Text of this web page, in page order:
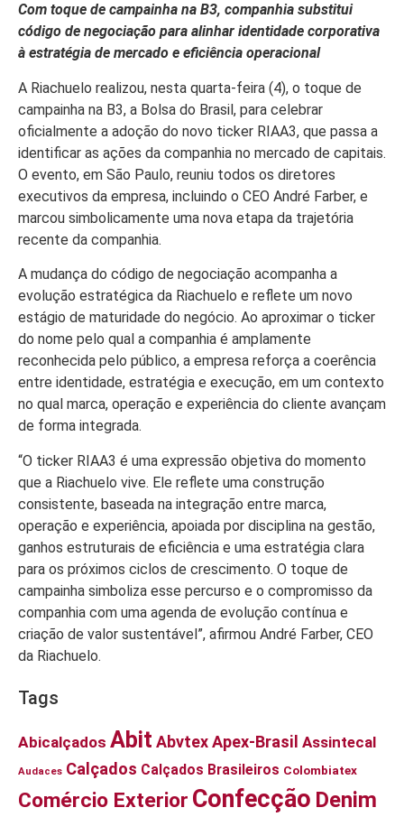
Com toque de campainha na B3, companhia substitui
código de negociação para alinhar identidade corporativa
à estratégia de mercado e eficiência operacional
A Riachuelo realizou, nesta quarta-feira (4), o toque de
campainha na B3, a Bolsa do Brasil, para celebrar
oficialmente a adoção do novo ticker RIAA3, que passa a
identificar as ações da companhia no mercado de capitais.
O evento, em São Paulo, reuniu todos os diretores
executivos da empresa, incluindo o CEO André Farber, e
marcou simbolicamente uma nova etapa da trajetória
recente da companhia.
A mudança do código de negociação acompanha a
evolução estratégica da Riachuelo e reflete um novo
estágio de maturidade do negócio. Ao aproximar o ticker
do nome pelo qual a companhia é amplamente
reconhecida pelo público, a empresa reforça a coerência
entre identidade, estratégia e execução, em um contexto
no qual marca, operação e experiência do cliente avançam
de forma integrada.
“O ticker RIAA3 é uma expressão objetiva do momento
que a Riachuelo vive. Ele reflete uma construção
consistente, baseada na integração entre marca,
operação e experiência, apoiada por disciplina na gestão,
ganhos estruturais de eficiência e uma estratégia clara
para os próximos ciclos de crescimento. O toque de
campainha simboliza esse percurso e o compromisso da
companhia com uma agenda de evolução contínua e
criação de valor sustentável”, afirmou André Farber, CEO
da Riachuelo.
Tags
Abicalçados Abit AbvtexApex-Brasil Assintecal
Audaces Calçados Calçados Brasileiros Colombiatex
Comércio Exterior Confecção Denim